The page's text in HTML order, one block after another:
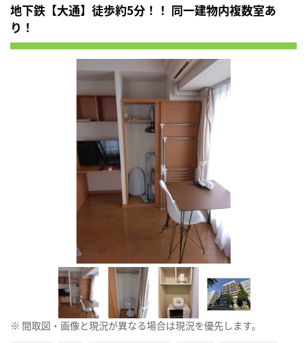
地下鉄【大通】徒歩約5分！！ 同一建物内複数室あ
り！
※ 間取図・画像と現況が異なる場合は現況を優先します。